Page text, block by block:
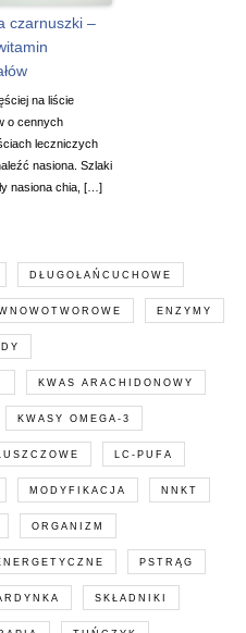
czarnuszki –
na liście
o cennych
leczniczych
nasiona. Szlaki
nasiona chia, […]
DŁUGOŁAŃCUCHOWE
ENZYMY
KWAS ARACHIDONOWY
KWASY OMEGA-3
LC-PUFA
MODYFIKACJA NNKT
ORGANIZM
PSTRĄG
SKŁADNIKI